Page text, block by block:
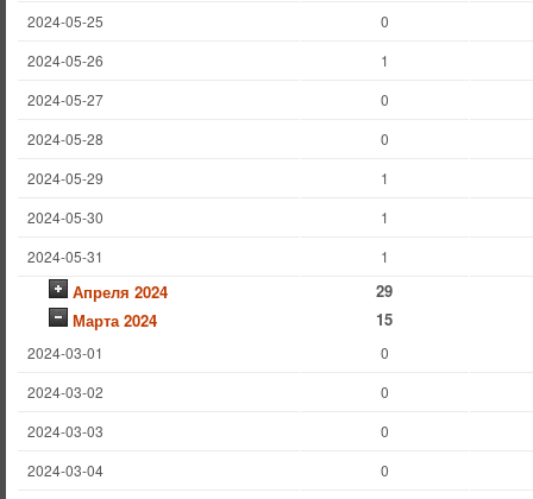
2024-05-25
0
2024-05-26
1
2024-05-27
0
2024-05-28
0
2024-05-29
1
2024-05-30
1
2024-05-31
1
Апреля 2024
29
Марта 2024
15
2024-03-01
0
2024-03-02
0
2024-03-03
0
2024-03-04
0